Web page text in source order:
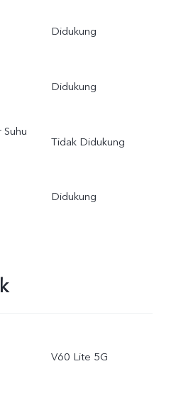
Didukung
Didukung
Tidak Didukung
Didukung
V60 Lite 5G